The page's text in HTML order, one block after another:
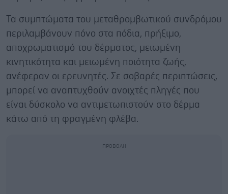
Τα συμπτώματα του μεταθρομβωτικού συνδρόμου
περιλαμβάνουν πόνο στα πόδια, πρήξιμο,
αποχρωματισμό του δέρματος, μειωμένη
κινητικότητα και μειωμένη ποιότητα ζωής,
ανέφεραν οι ερευνητές. Σε σοβαρές περιπτώσεις,
μπορεί να αναπτυχθούν ανοιχτές πληγές που
είναι δύσκολο να αντιμετωπιστούν στο δέρμα
κάτω από τη φραγμένη φλέβα.